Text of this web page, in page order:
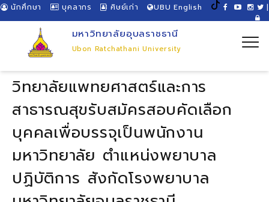
นักศึกษา บุคลากร ศิษย์เก่า UBU English |
มหาวิทยาลัยอุบลราชธานี
Ubon Ratchathani University
วิทยาลัยแพทยศาสตร์และการ
สาธารณสุขรับสมัครสอบคัดเลือก
บุคคลเพื่อบรรจุเป็นพนักงาน
มหาวิทยาลัย ตำแหน่งพยาบาล
ปฏิบัติการ สังกัดโรงพยาบาล